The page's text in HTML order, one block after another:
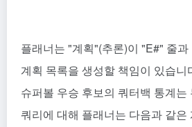
플래너는 "계획"(추론)이 "E#" 줄
계획 목록을 생성할 책임이 있습니
슈퍼볼 우승 후보의 쿼터백 통계
쿼리에 대해 플래너는 다음과 같은